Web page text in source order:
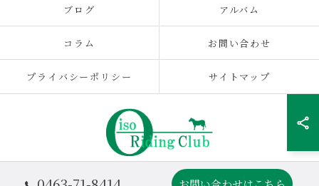
ブログ アルバム
コラム お問い合わせ
プライバシーポリシー サイトマップ